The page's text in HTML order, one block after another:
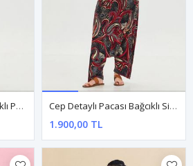
Cep Detaylı Pacası Bağcıklı Petrol Bohem Şalvar Cep Detaylı Pacası Bağcıklı Siyah Bohem Şalvar
1.900,00 TL